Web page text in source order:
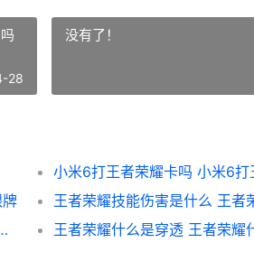
28
没有了！
王者荣耀技能伤害是什么 王者
者为什么没有伤害数字了
王者荣耀什么是穿透 王者荣耀